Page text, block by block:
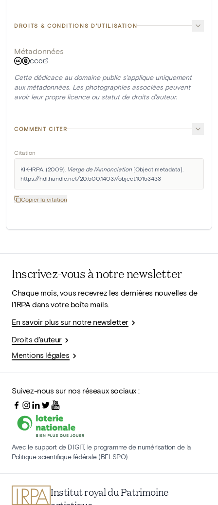
DROITS & CONDITIONS D'UTILISATION
Métadonnées
CC0
Cette dédicace au domaine public s'applique uniquement
aux métadonnées. Les photographies associées peuvent
avoir leur propre licence ou statut de droits d'auteur.
COMMENT CITER
Citation
KIK-IRPA. (2009). Vierge de l'Annonciation [Object metadata].
https://hdl.handle.net/20.500.14037/object.10153433
Copier la citation
Inscrivez-vous à notre newsletter
Chaque mois, vous recevrez les dernières nouvelles de
l'IRPA dans votre boîte mails.
En savoir plus sur notre newsletter
Droits d'auteur
Mentions légales
Suivez-nous sur nos réseaux sociaux :
Avec le support de DIGIT, le programme de numérisation de la
Politique scientifique fédérale (BELSPO)
Institut royal du Patrimoine